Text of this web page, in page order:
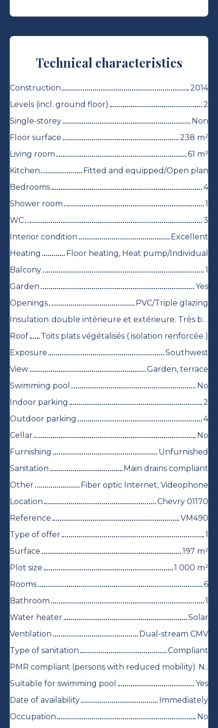
Technical characteristics
Construction
2014
Levels (incl. ground floor)
2
Single-storey
Non
Floor surface
238 m²
Living room
61 m²
Kitchen
Fitted and equipped/Open plan
Bedrooms
4
Shower room
1
WC
3
Interior condition
Excellent
Heating
Floor heating, Heat pump/Individual
Balcony
1
Garden
Yes
Openings
PVC/Triple glazing
Insulation
double intérieure et extérieure. Très bonne isolation.
Roof
Toits plats végétalisés ( isolation renforcée )
Exposure
Southwest
View
Garden, terrace
Swimming pool
No
Indoor parking
2
Outdoor parking
4
Cellar
No
Furnishing
Unfurnished
Sanitation
Main drains compliant
Other
Fiber optic Internet, Videophone
Location
Chevry 01170
Reference
VM490
Type of offer
1
Surface
197 m²
Plot size
1 000 m²
Rooms
6
Bathroom
1
Water heater
Solar
Ventilation
Dual-stream CMV
Type of sanitation
Compliant
PMR compliant (persons with reduced mobility)
No
Suitable for swimming pool
Yes
Date of availability
Immediately
Occupation
No